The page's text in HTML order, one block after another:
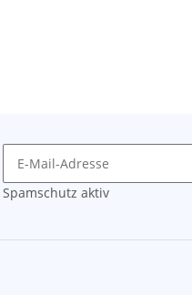
Spamschutz aktiv